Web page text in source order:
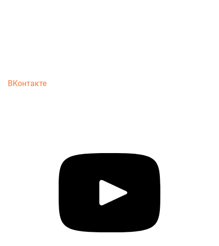
ВКонтакте